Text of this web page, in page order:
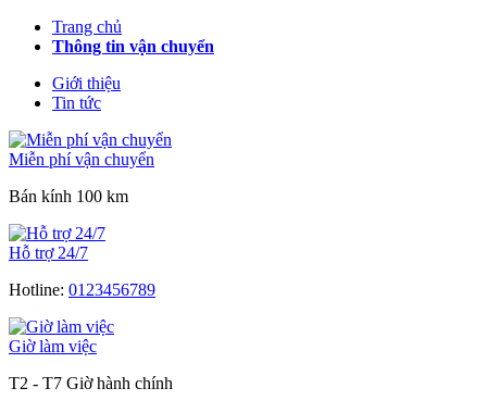
Trang chủ
Thông tin vận chuyển
Giới thiệu
Tin tức
Miễn phí vận chuyển
Bán kính 100 km
Hỗ trợ 24/7
Hotline: 0123456789
Giờ làm việc
T2 - T7 Giờ hành chính